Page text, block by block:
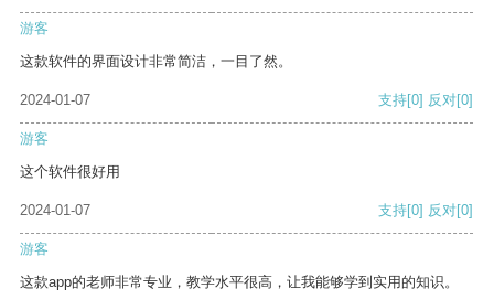
游客
这款软件的界面设计非常简洁，一目了然。
2024-01-07 支持[0] 反对[0]
游客
这个软件很好用
2024-01-07 支持[0] 反对[0]
游客
这款app的老师非常专业，教学水平很高，让我能够学到实用的知识。